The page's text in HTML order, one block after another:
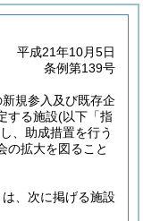
平成21年10月5日
条例第139号
規参入及び既存企
する施設(以下「指
、助成措置を行う
の拡大を図ること
、次に掲げる施設